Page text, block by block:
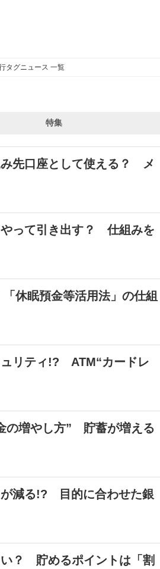
タグニュース 一覧
特集
先口座として使える？ メ
って引き出す？ 仕組みを
休眠預金等活用法」の仕組
ュリティ!? ATM“カードレ
の増やし方” 貯蓄が増える
が減る!? 目的に合わせた銀
？ 貯めるポイントは「割